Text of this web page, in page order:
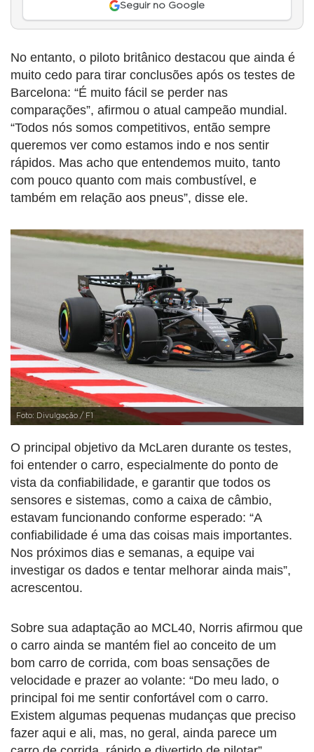
Seguir no Google
No entanto, o piloto britânico destacou que ainda é
muito cedo para tirar conclusões após os testes de
Barcelona: “É muito fácil se perder nas
comparações”, afirmou o atual campeão mundial.
“Todos nós somos competitivos, então sempre
queremos ver como estamos indo e nos sentir
rápidos. Mas acho que entendemos muito, tanto
com pouco quanto com mais combustível, e
também em relação aos pneus”, disse ele.
Foto: Divulgação / F1
O principal objetivo da McLaren durante os testes,
foi entender o carro, especialmente do ponto de
vista da confiabilidade, e garantir que todos os
sensores e sistemas, como a caixa de câmbio,
estavam funcionando conforme esperado: “A
confiabilidade é uma das coisas mais importantes.
Nos próximos dias e semanas, a equipe vai
investigar os dados e tentar melhorar ainda mais”,
acrescentou.
Sobre sua adaptação ao MCL40, Norris afirmou que
o carro ainda se mantém fiel ao conceito de um
bom carro de corrida, com boas sensações de
velocidade e prazer ao volante: “Do meu lado, o
principal foi me sentir confortável com o carro.
Existem algumas pequenas mudanças que preciso
fazer aqui e ali, mas, no geral, ainda parece um